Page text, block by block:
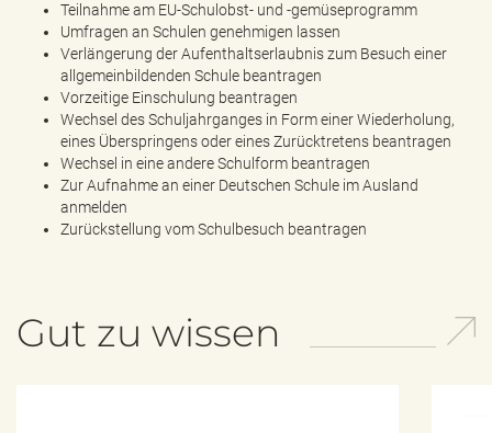
Teilnahme am EU-Schulobst- und -gemüseprogramm
Umfragen an Schulen genehmigen lassen
Verlängerung der Aufenthaltserlaubnis zum Besuch einer
allgemeinbildenden Schule beantragen
Vorzeitige Einschulung beantragen
Wechsel des Schuljahrganges in Form einer Wiederholung,
eines Überspringens oder eines Zurücktretens beantragen
Wechsel in eine andere Schulform beantragen
Zur Aufnahme an einer Deutschen Schule im Ausland
anmelden
Zurückstellung vom Schulbesuch beantragen
Gut zu wissen